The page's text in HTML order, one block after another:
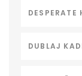
DESPERATE
DUBLAJ